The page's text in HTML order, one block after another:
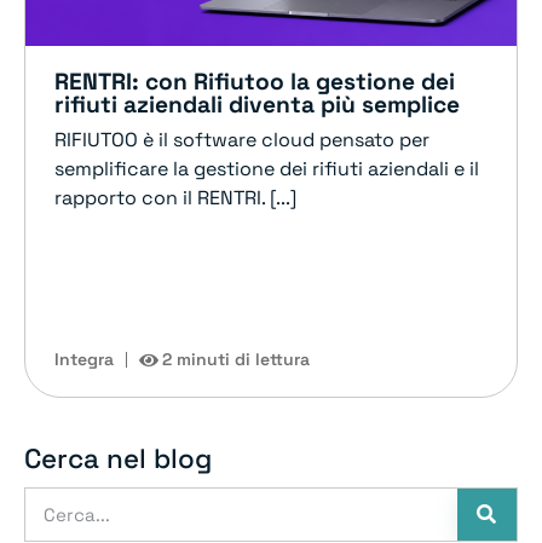
RENTRI: con Rifiutoo la gestione dei
rifiuti aziendali diventa più semplice
RIFIUTOO è il software cloud pensato per
semplificare la gestione dei rifiuti aziendali e il
rapporto con il RENTRI. [...]
Integra 2 minuti di lettura
Cerca nel blog